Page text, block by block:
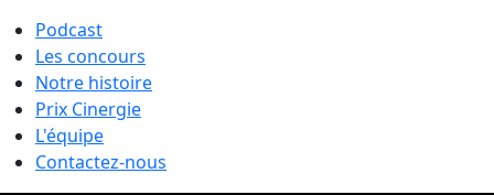
Podcast
Les concours
Notre histoire
Prix Cinergie
L'équipe
Contactez-nous